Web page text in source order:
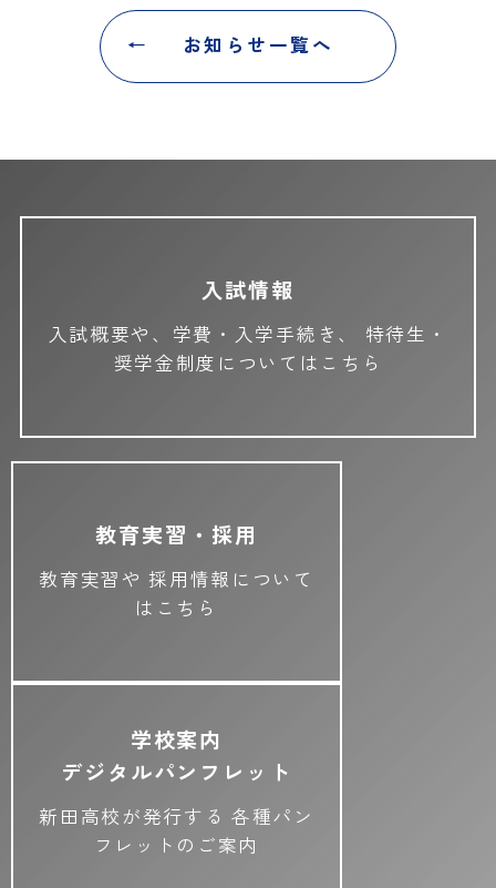
お知らせ一覧へ
入試情報
入試概要や、学費・入学手続き、
特待生・
奨学金制度についてはこちら
教育実習・採用
教育実習や 採用情報について
はこちら
学校案内
デジタルパンフレット
新田高校が発行する 各種パン
フレットのご案内